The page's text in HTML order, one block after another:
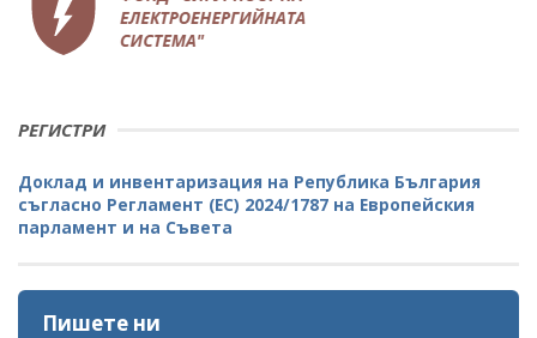
РЕГИСТРИ
Доклад и инвентаризация на Република България
съгласно Регламент (ЕС) 2024/1787 на Европейския
парламент и на Съвета
Пишете ни